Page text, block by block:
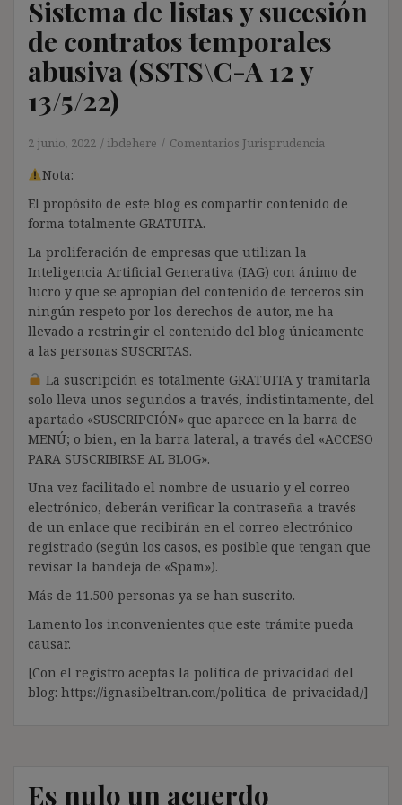
Sistema de listas y sucesión
de contratos temporales
abusiva (SSTS\C-A 12 y
13/5/22)
2 junio, 2022 ibdehere Comentarios Jurisprudencia
Nota:
El propósito de este blog es compartir contenido de
forma totalmente GRATUITA.
La proliferación de empresas que utilizan la
Inteligencia Artificial Generativa (IAG) con ánimo de
lucro y que se apropian del contenido de terceros sin
ningún respeto por los derechos de autor, me ha
llevado a restringir el contenido del blog únicamente
a las personas SUSCRITAS.
La suscripción es totalmente GRATUITA y tramitarla
solo lleva unos segundos a través, indistintamente, del
apartado «SUSCRIPCIÓN» que aparece en la barra de
MENÚ; o bien, en la barra lateral, a través del «ACCESO
PARA SUSCRIBIRSE AL BLOG».
Una vez facilitado el nombre de usuario y el correo
electrónico, deberán verificar la contraseña a través
de un enlace que recibirán en el correo electrónico
registrado (según los casos, es posible que tengan que
revisar la bandeja de «Spam»).
Más de 11.500 personas ya se han suscrito.
Lamento los inconvenientes que este trámite pueda
causar.
[Con el registro aceptas la política de privacidad del
blog: https://ignasibeltran.com/politica-de-privacidad/]
Es nulo un acuerdo